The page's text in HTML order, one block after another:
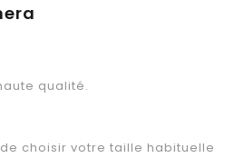
qualité.
choisir votre taille habituelle